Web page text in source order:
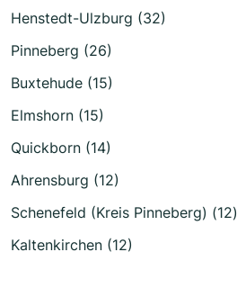
Henstedt-Ulzburg (32)
Pinneberg (26)
Buxtehude (15)
Elmshorn (15)
Quickborn (14)
Ahrensburg (12)
Schenefeld (Kreis Pinneberg) (12)
Kaltenkirchen (12)